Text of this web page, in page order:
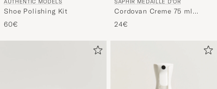
AUTHENTIC MODELS
Shoe Polishing Kit
60€
SAPHIR MEDAILLE D'OR
Cordovan Creme 75 ml
Burgundy
24€